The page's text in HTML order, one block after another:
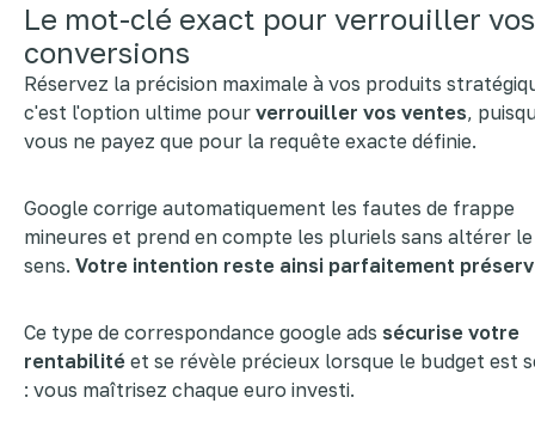
Le mot-clé exact pour verrouiller vos
conversions
Réservez la précision maximale à vos produits
c'est l'option ultime pour verrouiller vos ventes,
vous ne payez que pour la requête exacte définie.
Google corrige automatiquement les fautes de frappe
mineures et prend en compte les pluriels sans altérer le
sens. Votre intention reste ainsi parfaitement
Ce type de correspondance google ads sécurise votre
rentabilité et se révèle précieux lorsque le budget est
: vous maîtrisez chaque euro investi.